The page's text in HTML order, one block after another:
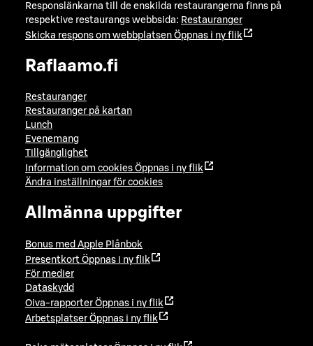
Responslänkarna till de enskilda restaurangerna finns på
respektive restaurangs webbsida: Restauranger
Skicka respons om webbplatsen Öppnas i ny flik
Raflaamo.fi
Restauranger
Restauranger på kartan
Lunch
Evenemang
Tillgänglighet
Information om cookies Öppnas i ny flik
Ändra inställningar för cookies
Allmänna uppgifter
Bonus med Apple Plånbok
Presentkort Öppnas i ny flik
För medier
Dataskydd
Oiva-rapporter Öppnas i ny flik
Arbetsplatser Öppnas i ny flik